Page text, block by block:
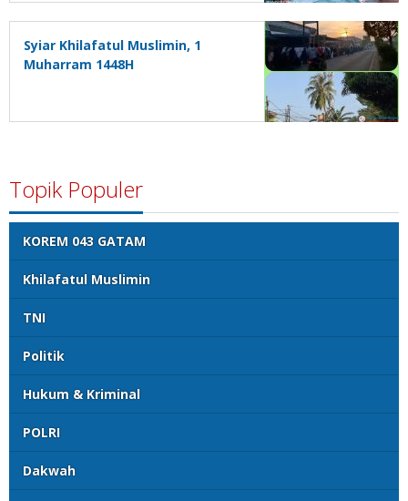
Syiar Khilafatul Muslimin, 1
Muharram 1448H
Topik Populer
KOREM 043 GATAM
Khilafatul Muslimin
TNI
Politik
Hukum & Kriminal
POLRI
Dakwah